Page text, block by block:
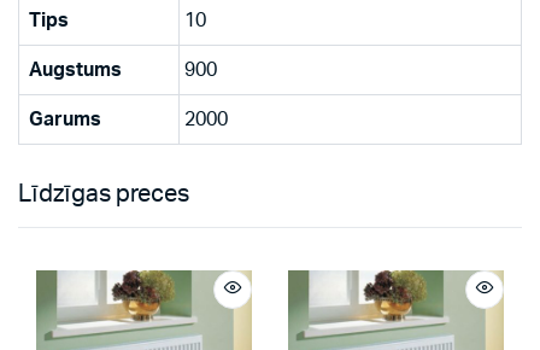
Tips 10
Augstums 900
Garums 2000
Līdzīgas preces